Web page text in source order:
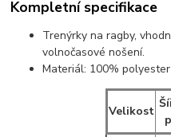
Kompletní specifikace
Trenýrky na ragby,
volnočasové nošení.
Materiál: 100% polyester
Velikost